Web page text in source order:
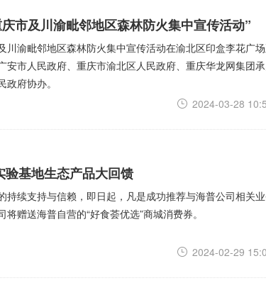
市及川渝毗邻地区森林防火集中宣传活动”
川渝毗邻地区森林防火集中宣传活动在渝北区印盒李花广
安市人民政府、重庆市渝北区人民政府、重庆华龙网集团
府协办。
2024-03-28
基地生态产品大回馈
持续支持与信赖，即日起，凡是成功推荐与海普公司相关
赠送海普自营的“好食荟优选”商城消费券。
2024-02-29